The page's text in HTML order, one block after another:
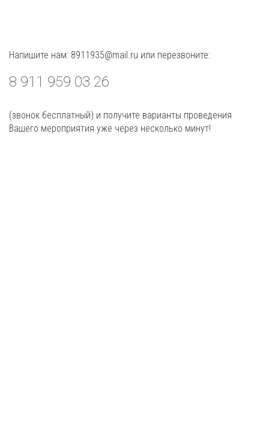
Напишите нам: 8911935@mail.ru или перезвоните:
8 911 959 03 26
(звонок бесплатный) и получите варианты проведения
Вашего мероприятия уже через несколько минут!